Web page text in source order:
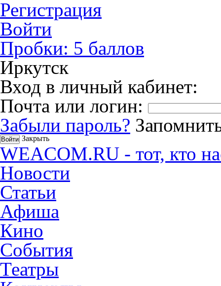
Регистрация
Войти
Пробки: 5 баллов
Иркутск
Вход в личный кабинет:
Почта или логин:
Забыли пароль?
Закрыть
WEACOM.RU - тот, кто
Новости
Статьи
Афиша
Кино
События
Театры